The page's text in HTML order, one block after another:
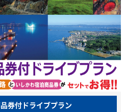
券付ドライブプラン